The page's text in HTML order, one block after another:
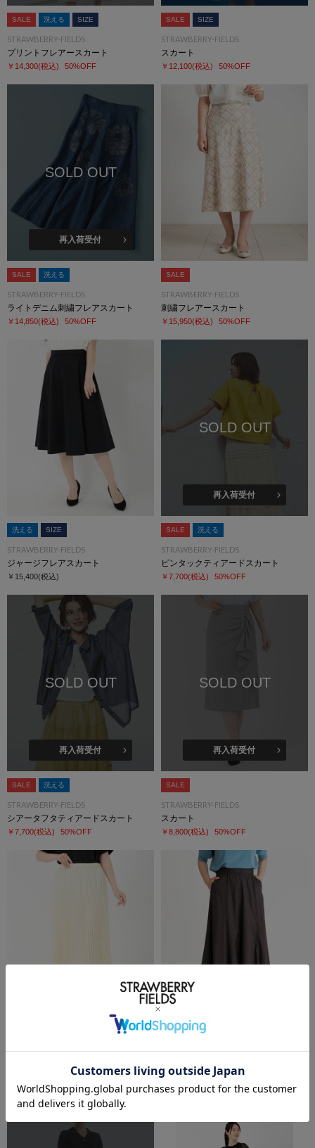
SALE 洗える SIZE
STRAWBERRY-FIELDS
プリントフレアースカート
￥14,300(税込) 50%OFF
SALE SIZE
STRAWBERRY-FIELDS
スカート
￥12,100(税込) 50%OFF
SOLD OUT
再入荷受付
SALE 洗える
STRAWBERRY-FIELDS
ライトデニム刺繍フレアスカート
￥14,850(税込) 50%OFF
SALE
STRAWBERRY-FIELDS
刺繍フレアースカート
￥15,950(税込) 50%OFF
洗える SIZE
STRAWBERRY-FIELDS
ジャージフレアスカート
￥15,400(税込)
SOLD OUT
再入荷受付
SALE 洗える
STRAWBERRY-FIELDS
ピンタックティアードスカート
￥7,700(税込) 50%OFF
SOLD OUT
再入荷受付
SALE 洗える
STRAWBERRY-FIELDS
シアータフタティアードスカート
￥7,700(税込) 50%OFF
SOLD OUT
再入荷受付
SALE
STRAWBERRY-FIELDS
スカート
￥8,800(税込) 50%OFF
￥15,950(税込) 50%OFF
ソフトマーマイドスカート
￥8,800(税込) 50%OFF